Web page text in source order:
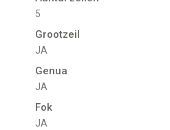
5
Grootzeil
JA
Genua
JA
Fok
JA